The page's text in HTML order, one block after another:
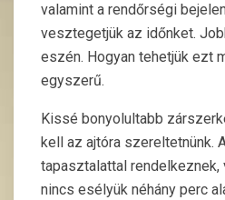
valamint a rendőrségi
vesztegetjük az időnket.
eszén. Hogyan tehetjük ezt
egyszerű.
Kissé bonyolultabb
kell az ajtóra szereltetnünk.
tapasztalattal rendelkeznek,
nincs esélyük néhány perc